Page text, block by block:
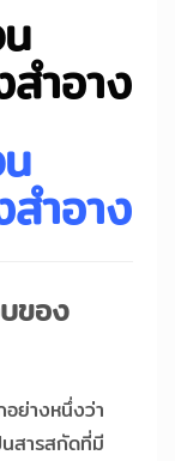
ำอาง
ำอาง
ของ
อย่างหนึ่งว่า
สารสกัดที่มี